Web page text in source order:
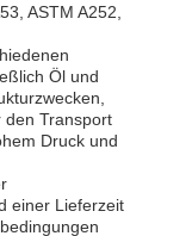
ASTM A252,
Öl und
den Transport
Druck und
einer Lieferzeit